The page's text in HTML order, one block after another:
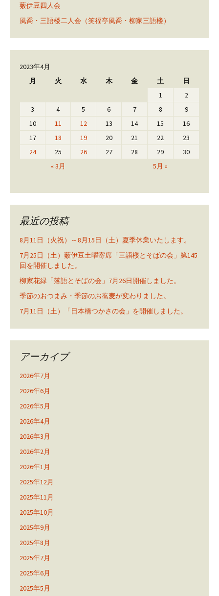
薮伊豆四人会
風喬・三語楼二人会（笑福亭風喬・柳家三語楼）
2023年4月
月
火 水 木 金 土 日
« 3月 5月 »
1
2
3
4 5 6 7 8
9
10
11 12 13 14 15
16
17
18 19 20 21 22
23
24
25 26 27 28 29 30
最近の投稿
8月11日（火祝）～8月15日（土）夏季休業いたします。
7月25日（土）薮伊豆土曜寄席「三語楼とそばの会」第145
回を開催しました。
柳家花緑「落語とそばの会」7月26日開催しました。
季節のおつまみ・季節のお蕎麦が変わりました。
7月11日（土）「日本橋つかさの会」を開催しました。
アーカイブ
2026年7月
2026年6月
2026年5月
2026年4月
2026年3月
2026年2月
2026年1月
2025年12月
2025年11月
2025年10月
2025年9月
2025年8月
2025年7月
2025年6月
2025年5月